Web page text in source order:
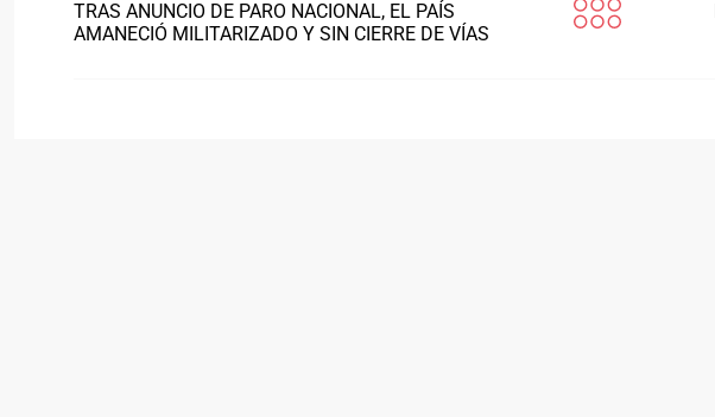
TRAS ANUNCIO DE PARO NACIONAL, EL PAÍS
AMANECIÓ MILITARIZADO Y SIN CIERRE DE VÍAS